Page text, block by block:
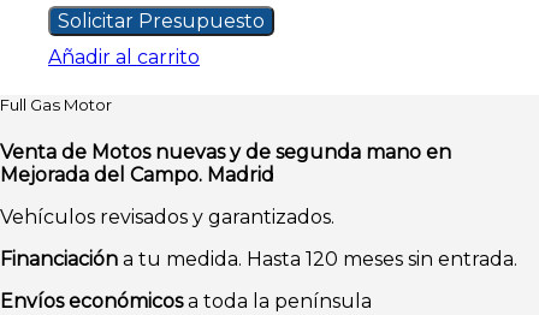
Solicitar Presupuesto
Añadir al carrito
Full Gas Motor
Venta de Motos nuevas y de segunda mano en
Mejorada del Campo. Madrid
Vehículos revisados y garantizados.
Financiación a tu medida. Hasta 120 meses sin entrada.
Envíos económicosa toda la península